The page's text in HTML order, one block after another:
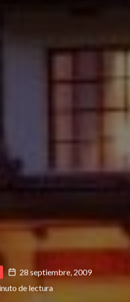
28 septiembre, 2009
de lectura